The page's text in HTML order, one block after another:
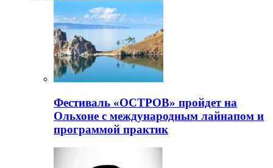
Фестиваль «ОСТРОВ» пройдет на
Ольхоне с международным лайнапом и
программой практик